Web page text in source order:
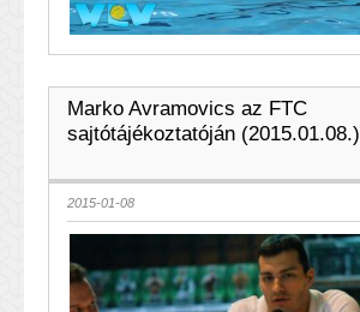
Marko Avramovics az FTC
sajtótájékoztatóján (2015.01.08.)
2015-01-08